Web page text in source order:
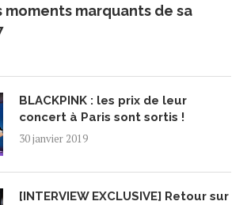
moments marquants de sa
BLACKPINK : les prix de leur
concert à Paris sont sortis !
30 janvier 2019
[INTERVIEW EXCLUSIVE] Retour sur